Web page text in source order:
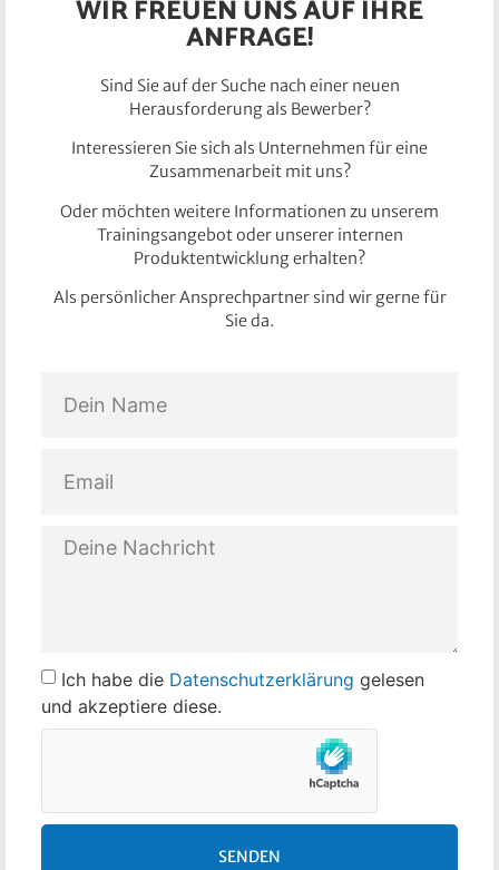
WIR FREUEN UNS AUF IHRE
ANFRAGE!
Sind Sie auf der Suche nach einer neuen
Herausforderung als Bewerber?
Interessieren Sie sich als Unternehmen für eine
Zusammenarbeit mit uns?
Oder möchten weitere Informationen zu unserem
Trainingsangebot oder unserer internen
Produktentwicklung erhalten?
Als persönlicher Ansprechpartner sind wir gerne für
Sie da.
Ich habe die Datenschutzerklärung gelesen
und akzeptiere diese.
SENDEN